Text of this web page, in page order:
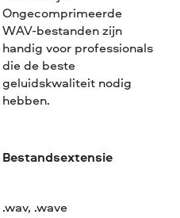
Ongecomprimeerde
WAV-bestanden zijn
handig voor professionals
die de beste
geluidskwaliteit nodig
hebben.
Bestandsextensie
.wav, .wave